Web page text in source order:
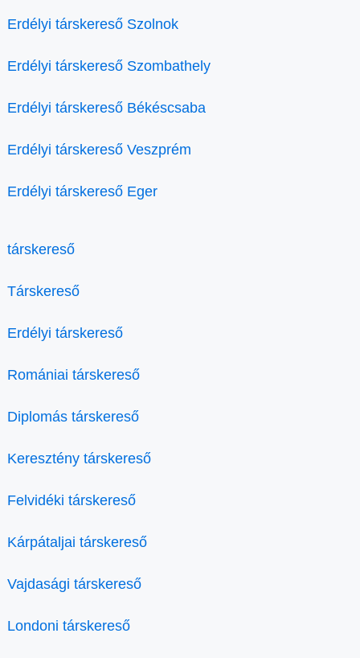
Erdélyi társkereső Szolnok
Erdélyi társkereső Szombathely
Erdélyi társkereső Békéscsaba
Erdélyi társkereső Veszprém
Erdélyi társkereső Eger
társkereső
Társkereső
Erdélyi társkereső
Romániai társkereső
Diplomás társkereső
Keresztény társkereső
Felvidéki társkereső
Kárpátaljai társkereső
Vajdasági társkereső
Londoni társkereső